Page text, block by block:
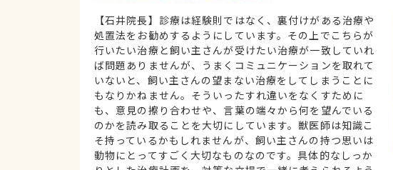
【石井院長】診療は経験則ではなく、裏付けがある治療や
処置法をお勧めするようにしています。その上でこちらが
行いたい治療と飼い主さんが受けたい治療が一致していれ
ば問題ありませんが、うまくコミュニケーションを取れて
いないと、飼い主さんの望まない治療をしてしまうことに
もなりかねません。そういったすれ違いをなくすために
も、意見の擦り合わせや、言葉の端々から何を望んでいる
のかを読み取ることを大切にしています。獣医師は知識こ
そ持っているかもしれませんが、飼い主さんの持つ思いは
動物にとってすごく大切なものなのです。具体的なしっか